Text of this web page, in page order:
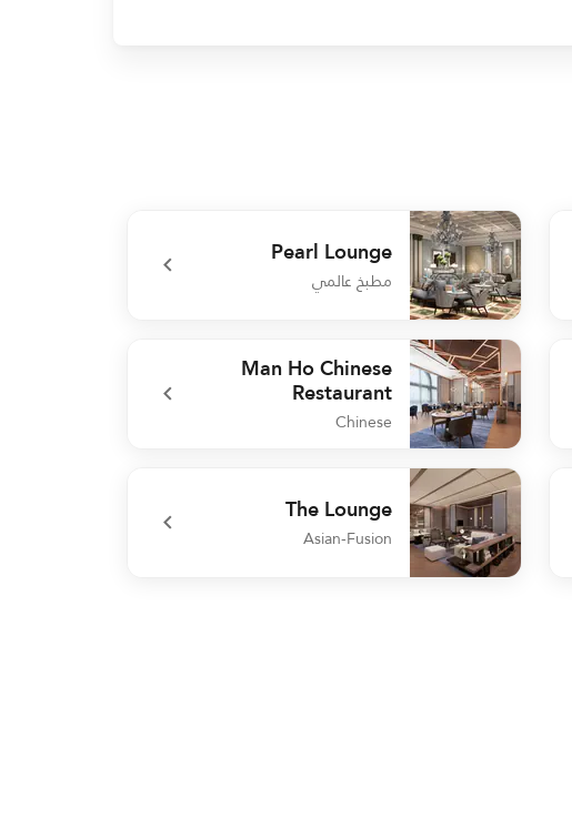
Pearl Lounge
مطبخ عالمي
undefined Pearl Lounge
Man Ho Chinese
Restaurant
Chinese
undefined Man Ho Chinese Restaurant
The Lounge
Asian-Fusion